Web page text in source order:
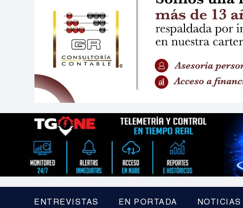
ENTREVISTAS EN PORTADA NOTICIAS